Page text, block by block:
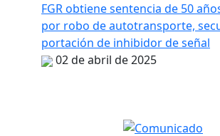
FGR obtiene sentencia de 50
por robo de autotransporte,
portación de inhibidor de señal
02 de abril de 2025